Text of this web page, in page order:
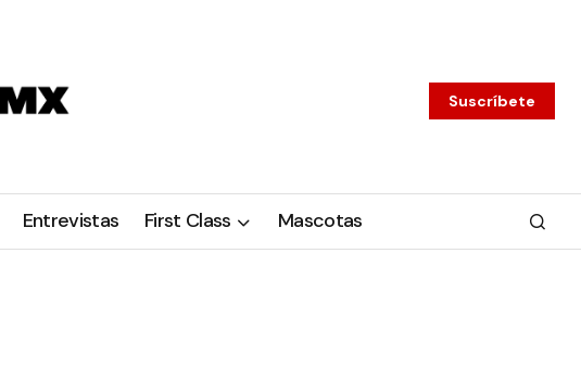
Suscríbete
Entrevistas First Class Mascotas